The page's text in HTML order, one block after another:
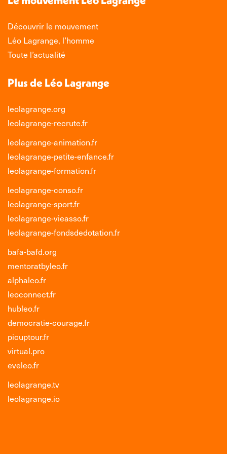
fenêtrefenêtrefenêtrefenêtre
Découvrir le mouvement
Léo Lagrange, l’homme
Toute l’actualité
Plus de Léo Lagrange
leolagrange.org
leolagrange-recrute.fr
leolagrange-animation.fr
leolagrange-petite-enfance.fr
leolagrange-formation.fr
leolagrange-conso.fr
leolagrange-sport.fr
leolagrange-vieasso.fr
leolagrange-fondsdedotation.fr
bafa-bafd.org
mentoratbyleo.fr
alphaleo.fr
leoconnect.fr
hubleo.fr
democratie-courage.fr
picuptour.fr
virtual.pro
eveleo.fr
leolagrange.tv
leolagrange.io